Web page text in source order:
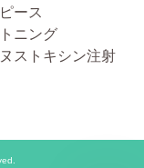
ース
ニング
ストキシン注射